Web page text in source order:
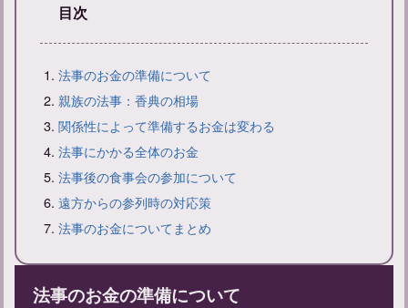
目次
法事のお金の準備について
親族の法事：香典の相場
関係性によって準備するお金は変わる
法事にかかる全体のお金
法事後の食事会の参加について
遠方からの参列時の対応策
法事のお金についてまとめ
法事のお金の準備について